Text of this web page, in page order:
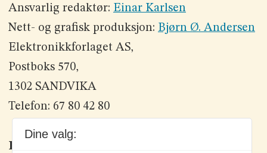
Ansvarlig redaktør: Einar Karlsen
Nett- og grafisk produksjon: Bjørn Ø. Andersen
Elektronikkforlaget AS,
Postboks 570,
1302 SANDVIKA
Telefon: 67 80 42 80
Kontakt oss
Dine valg: